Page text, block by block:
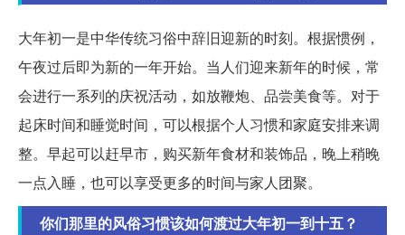
大年初一是中华传统习俗中辞旧迎新的时刻。根据惯例，
午夜过后即为新的一年开始。当人们迎来新年的时候，常
会进行一系列的庆祝活动，如放鞭炮、品尝美食等。对于
起床时间和睡觉时间，可以根据个人习惯和家庭安排来调
整。早起可以赶早市，购买新年食材和装饰品，晚上稍晚
一点入睡，也可以享受更多的时间与家人团聚。
你们那里的风俗习惯该如何渡过大年初一到十五？